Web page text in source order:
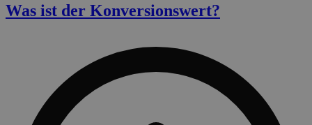
Was ist der Konversionswert?